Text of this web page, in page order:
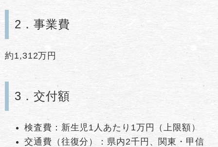
2．事業費
約1,312万円
3．交付額
検査費：新生児1人あたり1万円（上限額）
交通費（往復分）：県内2千円、関東・甲信